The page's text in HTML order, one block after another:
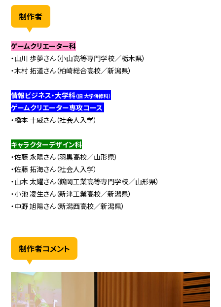
制作者
ゲームクリエーター科
・山川 歩夢さん（小山高等専門学校／栃木県）
・木村 拓道さん（柏崎総合高校／新潟県）
情報ビジネス・大学科（旧 大学併修科）
ゲームクリエーター専攻コース
・橋本 十威さん（社会人入学）
キャラクターデザイン科
・佐藤 永陽さん（羽黒高校／山形県）
・佐藤 拓海さん（社会人入学）
・山木 太耀さん（鶴岡工業高等専門学校／山形県）
・小池 凌生さん（新津工業高校／新潟県）
・中野 旭陽さん（新潟西高校／新潟県）
制作者コメント